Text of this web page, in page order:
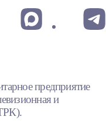
предприятие
и